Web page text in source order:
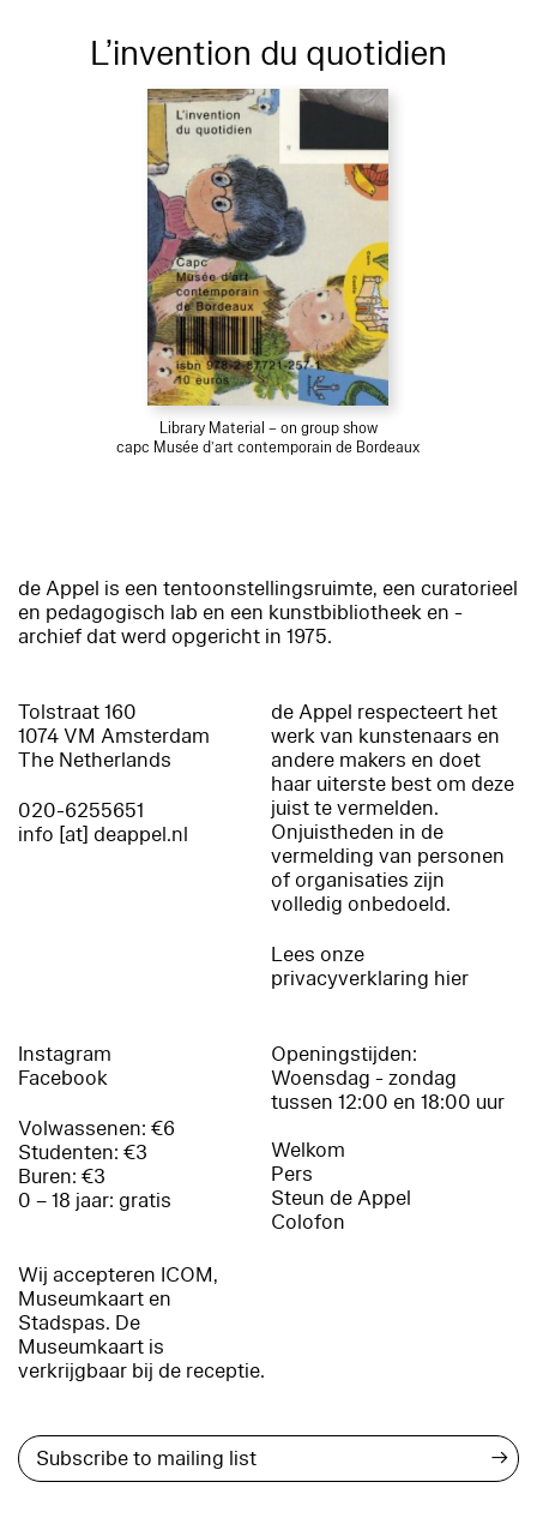
L’invention du quotidien
Library Material – on group show
capc Musée d’art contemporain de Bordeaux
de Appel is een tentoonstellingsruimte, een curatorieel
en pedagogisch lab en een kunstbibliotheek en -
archief dat werd opgericht in 1975.
Tolstraat 160
1074 VM Amsterdam
The Netherlands
020-6255651
info [at] deappel.nl
de Appel respecteert het
werk van kunstenaars en
andere makers en doet
haar uiterste best om deze
juist te vermelden.
Onjuistheden in de
vermelding van personen
of organisaties zijn
volledig onbedoeld.
Lees onze
privacyverklaring hier
Instagram
Facebook
Volwassenen: €6
Studenten: €3
Buren: €3
0 – 18 jaar: gratis
Wij accepteren ICOM,
Museumkaart en
Stadspas. De
Museumkaart is
verkrijgbaar bij de receptie.
Openingstijden:
Woensdag - zondag
tussen 12:00 en 18:00 uur
Welkom
Pers
Steun de Appel
Colofon
→